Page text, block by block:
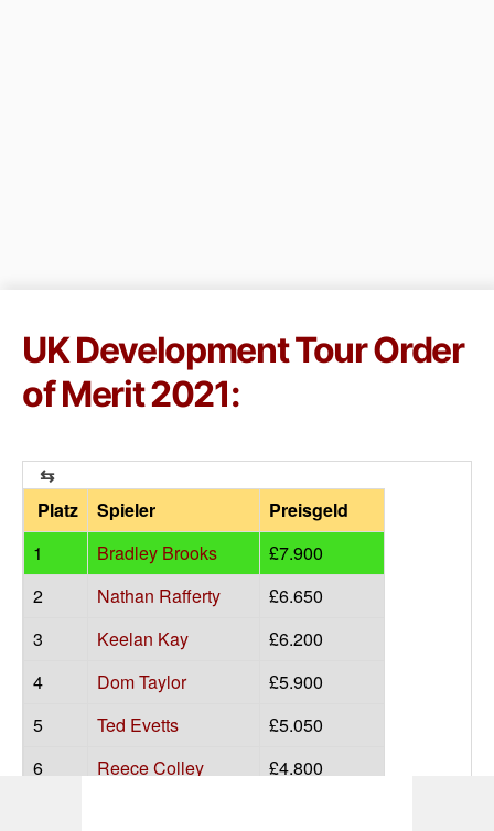
UK Development Tour Order
of Merit 2021:
Platz Spieler
Preisgeld
1
Bradley Brooks
£7.900
2
Nathan Rafferty
£6.650
3
Keelan Kay
£6.200
4
Dom Taylor
£5.900
5
Ted Evetts
£5.050
6
Reece Colley
£4.800